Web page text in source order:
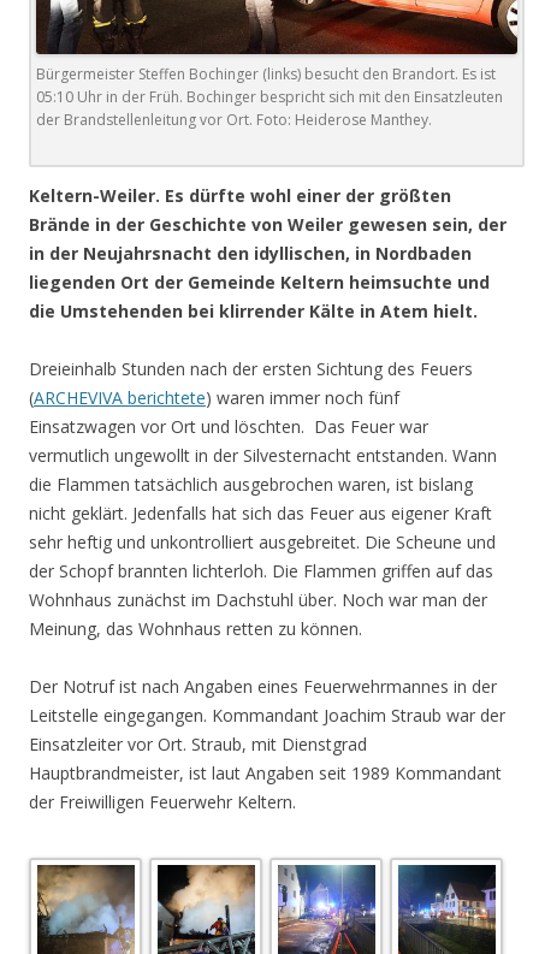
Bürgermeister Steffen Bochinger (links) besucht den Brandort. Es ist
05:10 Uhr in der Früh. Bochinger bespricht sich mit den Einsatzleuten
der Brandstellenleitung vor Ort. Foto: Heiderose Manthey.
Keltern-Weiler. Es dürfte wohl einer der größten
Brände in der Geschichte von Weiler gewesen sein, der
in der Neujahrsnacht den idyllischen, in Nordbaden
liegenden Ort der Gemeinde Keltern heimsuchte und
die Umstehenden bei klirrender Kälte in Atem hielt.
Dreieinhalb Stunden nach der ersten Sichtung des Feuers
(ARCHEVIVA berichtete) waren immer noch fünf
Einsatzwagen vor Ort und löschten. Das Feuer war
vermutlich ungewollt in der Silvesternacht entstanden. Wann
die Flammen tatsächlich ausgebrochen waren, ist bislang
nicht geklärt. Jedenfalls hat sich das Feuer aus eigener Kraft
sehr heftig und unkontrolliert ausgebreitet. Die Scheune und
der Schopf brannten lichterloh. Die Flammen griffen auf das
Wohnhaus zunächst im Dachstuhl über. Noch war man der
Meinung, das Wohnhaus retten zu können.
Der Notruf ist nach Angaben eines Feuerwehrmannes in der
Leitstelle eingegangen. Kommandant Joachim Straub war der
Einsatzleiter vor Ort. Straub, mit Dienstgrad
Hauptbrandmeister, ist laut Angaben seit 1989 Kommandant
der Freiwilligen Feuerwehr Keltern.